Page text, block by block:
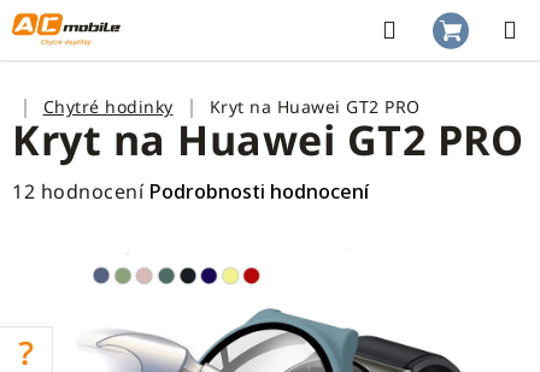
Přejít
na
obsah
Hledat
DomůChytré hodinky Kryt na Huawei GT2 PRO
Kryt na Huawei GT2 PRO
Průměrné
4,6
z
12 hodnocení Podrobnosti hodnocení